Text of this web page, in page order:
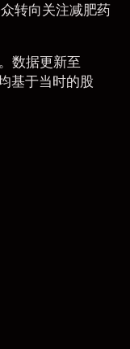
转向关注减肥药
数据更新至
基于当时的股